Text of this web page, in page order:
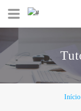
Início